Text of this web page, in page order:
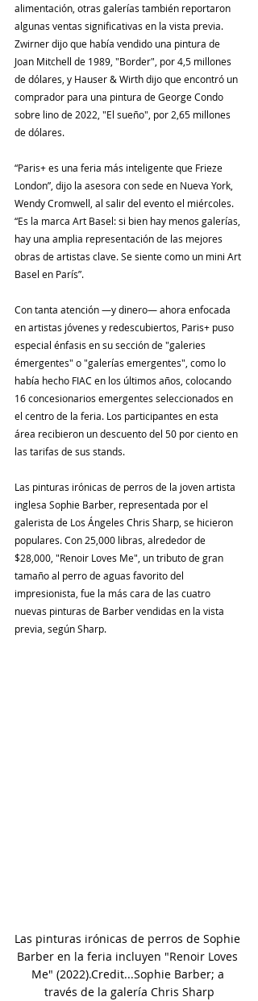
alimentación, otras galerías también reportaron
algunas ventas significativas en la vista previa.
Zwirner dijo que había vendido una pintura de
Joan Mitchell de 1989, "Border", por 4,5 millones
de dólares, y Hauser & Wirth dijo que encontró un
comprador para una pintura de George Condo
sobre lino de 2022, "El sueño", por 2,65 millones
de dólares.
“Paris+ es una feria más inteligente que Frieze
London”, dijo la asesora con sede en Nueva York,
Wendy Cromwell, al salir del evento el miércoles.
“Es la marca Art Basel: si bien hay menos galerías,
hay una amplia representación de las mejores
obras de artistas clave. Se siente como un mini Art
Basel en París”.
Con tanta atención —y dinero— ahora enfocada
en artistas jóvenes y redescubiertos, Paris+ puso
especial énfasis en su sección de "galeries
émergentes" o "galerías emergentes", como lo
había hecho FIAC en los últimos años, colocando
16 concesionarios emergentes seleccionados en
el centro de la feria. Los participantes en esta
área recibieron un descuento del 50 por ciento en
las tarifas de sus stands.
Las pinturas irónicas de perros de la joven artista
inglesa Sophie Barber, representada por el
galerista de Los Ángeles Chris Sharp, se hicieron
populares. Con 25,000 libras, alrededor de
$28,000, "Renoir Loves Me", un tributo de gran
tamaño al perro de aguas favorito del
impresionista, fue la más cara de las cuatro
nuevas pinturas de Barber vendidas en la vista
previa, según Sharp.
Las pinturas irónicas de perros de Sophie
Barber en la feria incluyen "Renoir Loves
Me" (2022).Credit...Sophie Barber; a
través de la galería Chris Sharp